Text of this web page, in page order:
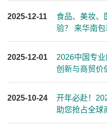
2025-12-11
食品、美妆
验？ 来华南包
2025-12-01
2026中国专业
创新与商贸价
2025-10-24
开年必赴！
助您抢占全球